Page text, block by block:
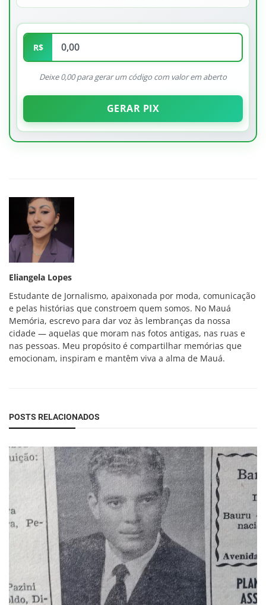
R$
Deixe 0,00 para gerar um código com valor em aberto
GERAR PIX
Eliangela Lopes
Estudante de Jornalismo, apaixonada por moda, comunicação
e pelas histórias que constroem quem somos. No Mauá
Memória, escrevo para dar voz às lembranças da nossa
cidade — aquelas que moram nas fotos antigas, nas ruas e
nas pessoas. Meu propósito é compartilhar memórias que
emocionam, inspiram e mantêm viva a alma de Mauá.
POSTS RELACIONADOS